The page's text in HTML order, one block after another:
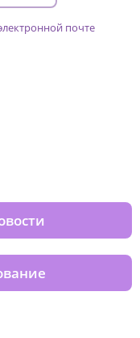
почте